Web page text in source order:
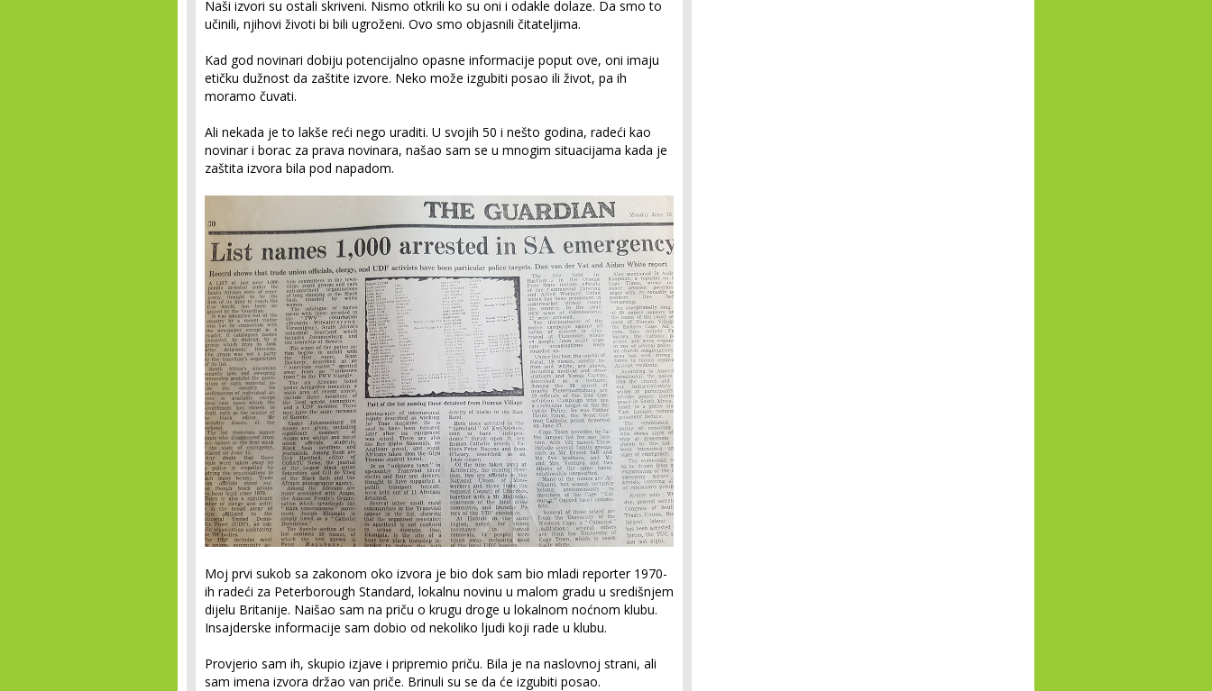
Naši izvori su ostali skriveni. Nismo otkrili ko su oni i odakle dolaze. Da smo to
učinili, njihovi životi bi bili ugroženi. Ovo smo objasnili čitateljima.
Kad god novinari dobiju potencijalno opasne informacije poput ove, oni imaju
etičku dužnost da zaštite izvore. Neko može izgubiti posao ili život, pa ih
moramo čuvati.
Ali nekada je to lakše reći nego uraditi. U svojih 50 i nešto godina, radeći kao
novinar i borac za prava novinara, našao sam se u mnogim situacijama kada je
zaštita izvora bila pod napadom.
Moj prvi sukob sa zakonom oko izvora je bio dok sam bio mladi reporter 1970-
ih radeći za Peterborough Standard, lokalnu novinu u malom gradu u središnjem
dijelu Britanije. Naišao sam na priču o krugu droge u lokalnom noćnom klubu.
Insajderske informacije sam dobio od nekoliko ljudi koji rade u klubu.
Provjerio sam ih, skupio izjave i pripremio priču. Bila je na naslovnoj strani, ali
sam imena izvora držao van priče. Brinuli su se da će izgubiti posao.